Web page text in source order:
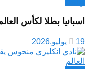
اسبانيا بطلا لكأس العالم
19 يوليو,2026